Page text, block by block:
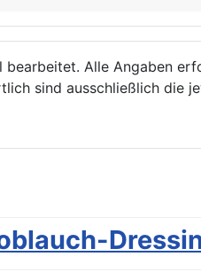
Alle Angaben
sind ausschließlich die